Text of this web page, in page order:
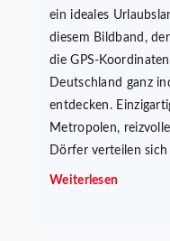
ein ideales
diesem Bildband,
die GPS-
Deutschland ganz
entdecken.
Metropolen,
Dörfer verteilen
Weiterlesen